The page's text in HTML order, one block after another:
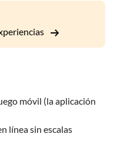
búsqueda para encontrar
se enamoró
para no
deidad en la eterna
y las estatuas están
finalmente realizar El
eres el único que
un rival.
móvil (la aplicación
línea sin escalas